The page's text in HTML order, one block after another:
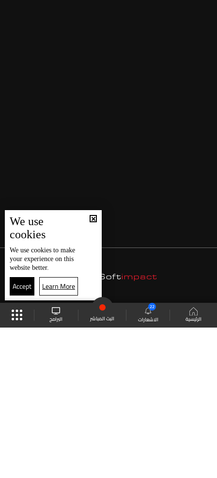
الرئيسية الاشعارات
22
البث المباشر البرامج
We use
cookies
We use cookies to make
your experience on this
website better.
Accept Learn More
موقع البرامج الجدول البث المباشر